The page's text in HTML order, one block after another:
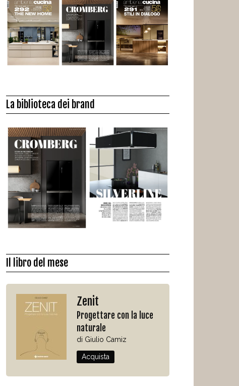
La biblioteca dei brand
Il libro del mese
Zenit
Progettare con la luce
naturale
di Giulio Camiz
Acquista